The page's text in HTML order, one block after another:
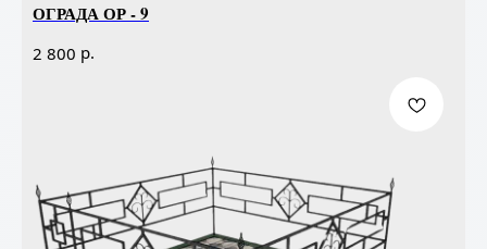
ОГРАДА ОР - 9
2 800 р.